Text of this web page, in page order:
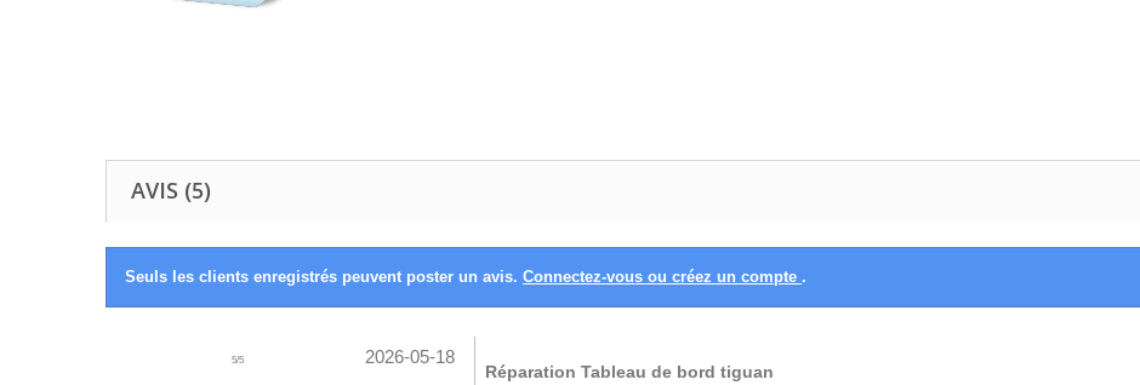
AVIS (5)
Seuls les clients enregistrés peuvent poster un avis. Connectez-vous ou créez un compte .
5/5 2026-05-18
Réparation Tableau de bord tiguan